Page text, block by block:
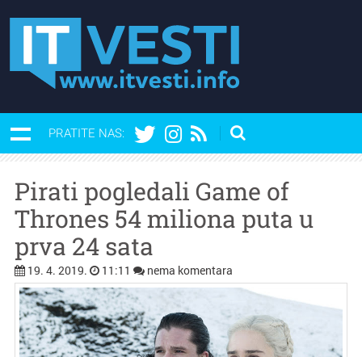
PRATITE NAS:
Pirati pogledali Game of
Thrones 54 miliona puta u
prva 24 sata
19. 4. 2019. 11:11 nema komentara